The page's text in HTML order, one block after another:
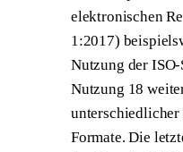
elektronischen
1:2017)
Nutzung der
Nutzung 18
unterschiedlicher
Formate. Die